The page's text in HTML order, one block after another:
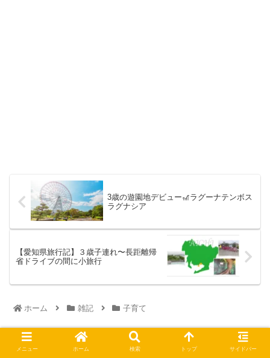
3歳の遊園地デビュー🎢ラグーナテンボス
ラグナシア
【愛知県旅行記】３歳子連れ〜長距離帰
省ドライブの間に小旅行
ホーム 雑記 子育て
メニュー ホーム 検索 トップ サイドバー